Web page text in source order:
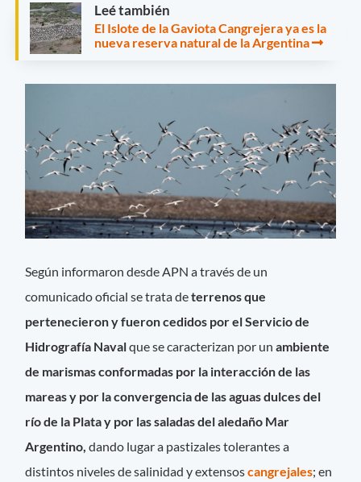
Leé también
El Islote de la Gaviota Cangrejera ya es la
nueva reserva natural de la Argentina
Según informaron desde APN a través de un
comunicado oficial se trata deterrenos que
pertenecieron y fueron cedidos por el Servicio de
Hidrografía Navalque se caracterizan por unambiente
de marismas conformadas por la interacción de las
mareas y por la convergencia de las aguas dulces del
río de la Plata y por las saladas del aledaño Mar
Argentino,dando lugar a pastizales tolerantes a
distintos niveles de salinidad y extensoscangrejales; en